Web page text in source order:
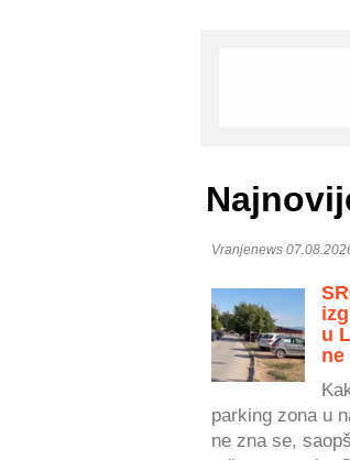
Vranjenews
u
ne
parking zona u
ne zna se,